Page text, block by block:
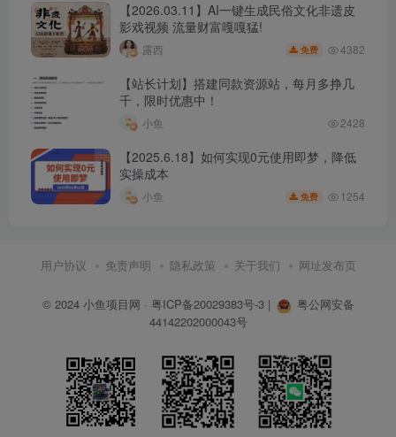
【2026.03.11】AI一键生成民俗文化非遗皮
影戏视频 流量财富嘎嘎猛!
露西 免费 4382
【站长计划】搭建同款资源站，每月多挣几
千，限时优惠中！
小鱼 2428
【2025.6.18】如何实现0元使用即梦，降低
实操成本
小鱼 免费 1254
用户协议 免责声明 隐私政策 关于我们 网址发布页
© 2024 小鱼项目网 · 粤ICP备20029383号-3|
粤公网安备
44142202000043号